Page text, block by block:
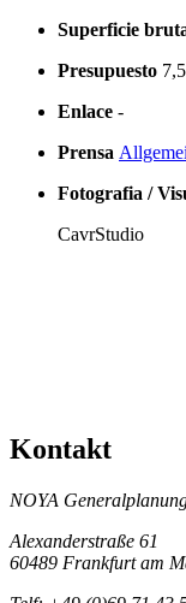
Superficie
Presupuesto
Enlace -
Prensa
Fotografia /
CavrStudio
Kontakt
NOYA
Alexanderstraße 61
60489 Frankfurt am